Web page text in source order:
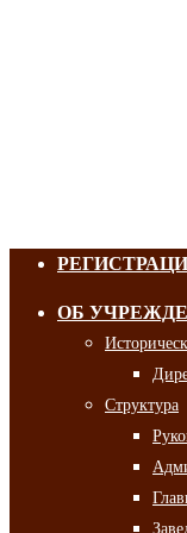
ОБ
Структура